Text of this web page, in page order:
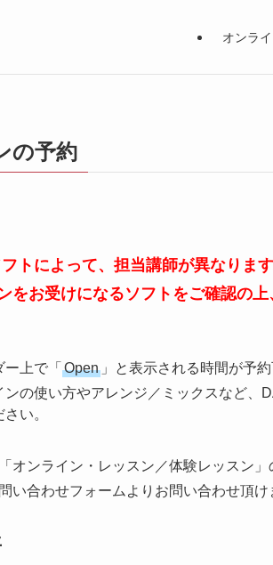
オンラ
の予約
トによって、担当講師が異なります
をお受けになるソフトをご確認の
ー上で「 Open 」と表示される時間が予
ンの使い方やアレンジ／ミックスなど、
い。
オンライン・レッスン／体験レッスン
い合わせフォームよりお問い合わせ頂け